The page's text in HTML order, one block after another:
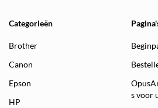
Categorieën
Brother
Canon
Epson
HP
s voor